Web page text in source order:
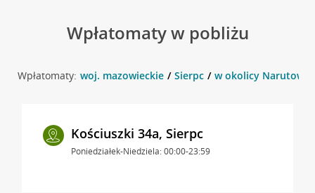
Wpłatomaty w pobliżu
Wpłatomaty: woj. mazowieckie Sierpc w okolicy
Kościuszki 34a, Sierpc
Poniedziałek-Niedziela: 00:00-23:59